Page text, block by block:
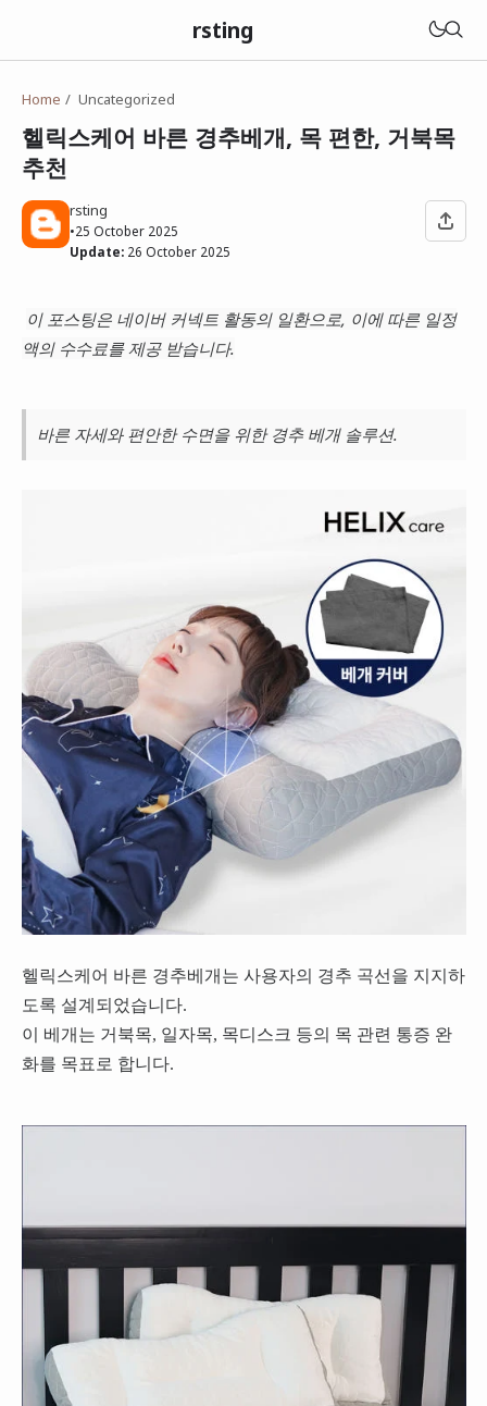
rsting
Home Uncategorized
헬릭스케어 바른 경추베개, 목 편한, 거북목
추천
rsting
•25 October 2025
Update: 26 October 2025
이 포스팅은 네이버 커넥트 활동의 일환으로, 이에 따른 일정
액의 수수료를 제공 받습니다.
바른 자세와 편안한 수면을 위한 경추 베개 솔루션.
헬릭스케어 바른 경추베개는 사용자의 경추 곡선을 지지하
도록 설계되었습니다.
이 베개는 거북목, 일자목, 목디스크 등의 목 관련 통증 완
화를 목표로 합니다.